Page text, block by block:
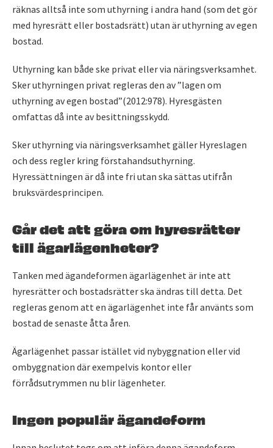
räknas alltså inte som uthyrning i andra hand (som det gör
med hyresrätt eller bostadsrätt) utan är uthyrning av egen
bostad.
Uthyrning kan både ske privat eller via näringsverksamhet.
Sker uthyrningen privat regleras den av ”lagen om
uthyrning av egen bostad”(2012:978). Hyresgästen
omfattas då inte av besittningsskydd.
Sker uthyrning via näringsverksamhet gäller Hyreslagen
och dess regler kring förstahandsuthyrning.
Hyressättningen är då inte fri utan ska sättas utifrån
bruksvärdesprincipen.
Går det att göra om hyresrätter
till ägarlägenheter?
Tanken med ägandeformen ägarlägenhet är inte att
hyresrätter och bostadsrätter ska ändras till detta. Det
regleras genom att en ägarlägenhet inte får använts som
bostad de senaste åtta åren.
Ägarlägenhet passar istället vid nybyggnation eller vid
ombyggnation där exempelvis kontor eller
förrådsutrymmen nu blir lägenheter.
Ingen populär ägandeform